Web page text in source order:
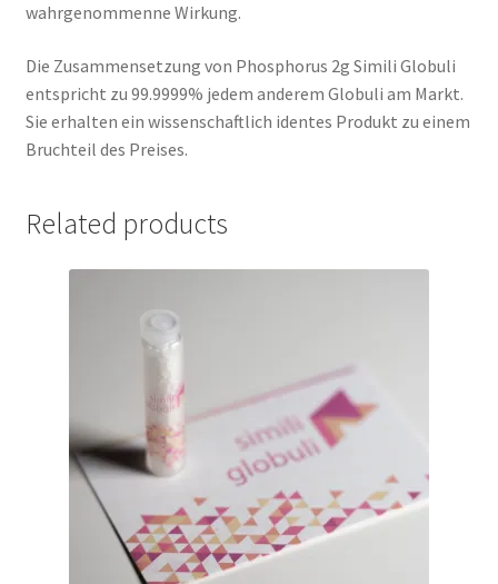
wahrgenommenne Wirkung.
Die Zusammensetzung von Phosphorus 2g Simili Globuli
entspricht zu 99.9999% jedem anderem Globuli am Markt.
Sie erhalten ein wissenschaftlich identes Produkt zu einem
Bruchteil des Preises.
Related products